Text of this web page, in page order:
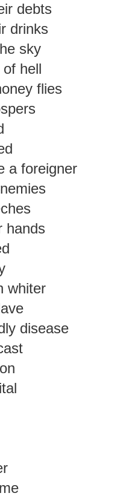
debts
drinks
sky
hell
flies
a foreigner
hands
whiter
disease